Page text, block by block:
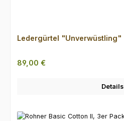
Ledergürtel "Unverwüstling"
Regulärer Preis:
89,00 €
Details